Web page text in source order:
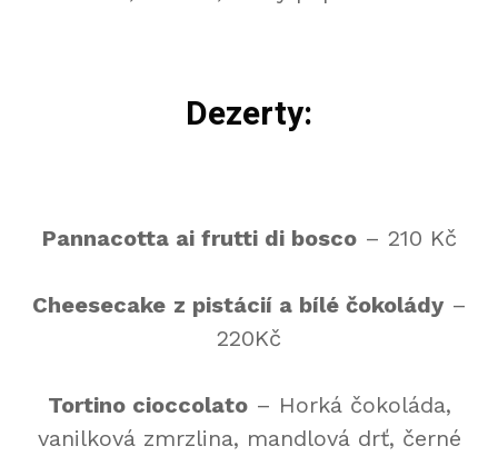
Dezerty:
Pannacotta ai frutti di bosco– 210 Kč
Cheesecake z pistácií a bílé čokolády–
220Kč
Tortino cioccolato– Horká čokoláda,
vanilková zmrzlina, mandlová drť, černé